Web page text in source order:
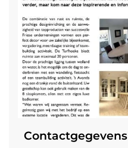
Contactgegevens